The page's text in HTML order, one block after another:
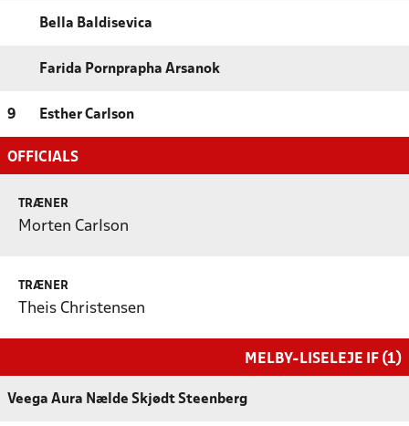
Bella Baldisevica
Farida Pornprapha Arsanok
9 Esther Carlson
OFFICIALS
TRÆNER
Morten Carlson
TRÆNER
Theis Christensen
MELBY-LISELEJE IF (1)
Veega Aura Nælde Skjødt Steenberg